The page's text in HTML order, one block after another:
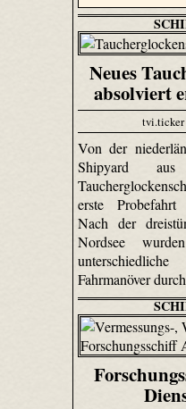
Neues
absolviert
tvi.ticker
Von der
Shipyard
erste
Nach der
Nordsee
Fahrmanöver